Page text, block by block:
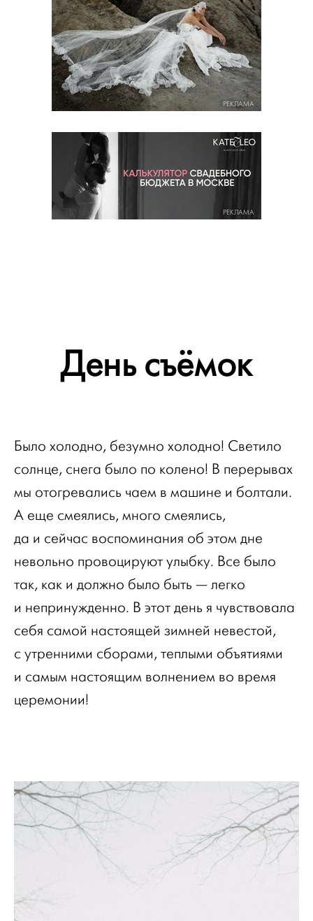
РЕКЛАМА
РЕКЛАМА
День съёмок
Было холодно, безумно холодно! Светило
солнце, снега было по колено! В перерывах
мы отогревались чаем в машине и болтали.
А еще смеялись, много смеялись,
да и сейчас воспоминания об этом дне
невольно провоцируют улыбку. Все было
так, как и должно было быть — легко
и непринужденно. В этот день я чувствовала
себя самой настоящей зимней невестой,
с утренними сборами, теплыми объятиями
и самым настоящим волнением во время
церемонии!